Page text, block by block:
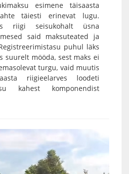
esimene täisaasta
täiesti erinevat lugu.
riigi seisukohalt üsna
said maksuteated ja
puhul läks
suurelt mööda, sest maks ei
turgu, vaid muutis
riigieelarves loodeti
kahest komponendist